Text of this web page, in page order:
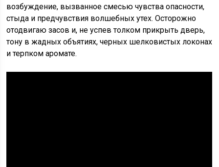
возбуждение, вызванное смесью чувства опасности,
стыда и предчувствия волшебных утех. Осторожно
отодвигаю засов и, не успев толком прикрыть дверь,
тону в жадных объятиях, черных шелковистых локонах
и терпком аромате.